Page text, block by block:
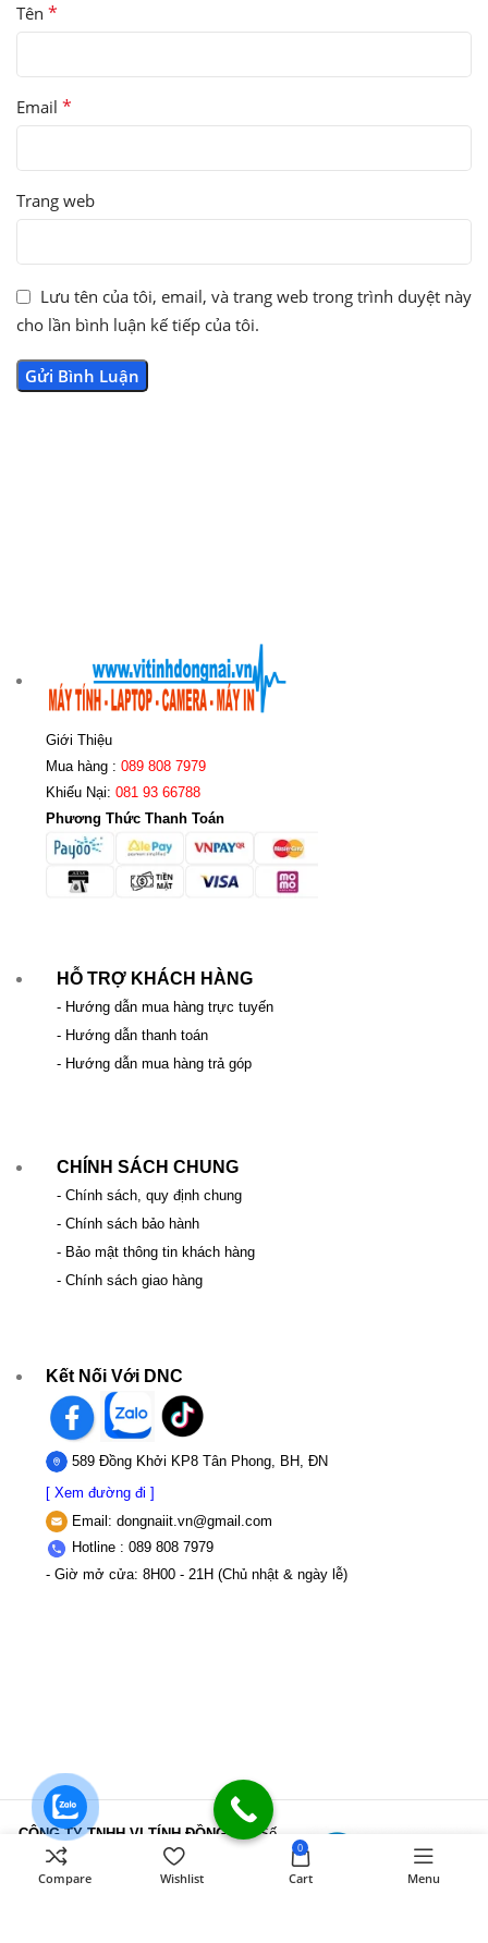
Tên *
Email *
Trang web
Lưu tên của tôi, email, và trang web trong trình duyệt này
cho lần bình luận kế tiếp của tôi.
Giới Thiệu
Mua hàng : 089 808 7979
Khiếu Nại: 081 93 66788
Phương Thức Thanh Toán
HỖ TRỢ KHÁCH HÀNG
- Hướng dẫn mua hàng trực tuyến
- Hướng dẫn thanh toán
- Hướng dẫn mua hàng trả góp
CHÍNH SÁCH CHUNG
- Chính sách, quy định chung
- Chính sách bảo hành
- Bảo mật thông tin khách hàng
- Chính sách giao hàng
Kết Nối Với DNC
589 Đồng Khởi KP8 Tân Phong, BH, ĐN
[ Xem đường đi ]
Email: dongnaiit.vn@gmail.com
Hotline : 089 808 7979
- Giờ mở cửa: 8H00 - 21H (Chủ nhật & ngày lễ)
CÔNG TY TNHH VI TÍNH ĐỒNG NAI
Số
589,Đồng Khởi, KP8, P.Tân Triều, Tỉnh
Đồng Nai
MST: 3603507123 Sở Kế
Compare Wishlist
0
Cart Menu